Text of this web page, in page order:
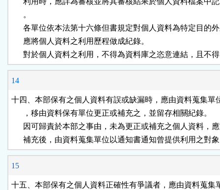
      。
各單位依本法第十六條但書規定對個人資料為特定目的
      應將個人資料之利用歷程做成紀錄。
對於個人資料之利用，不得為資料庫之恣意連結，且不
14
十四、本部保有之個人資料有誤或缺漏時，應由資料蒐集單
      ，移由資料保有單位更正或補充之，並留存相關紀錄。
因可歸責於本部之事由，未為更正或補充之個人資料，
補充後，由資料蒐集單位以通知書通知曾提供利用之對
15
十五、本部保有之個人資料正確性有爭議者，應由資料蒐集